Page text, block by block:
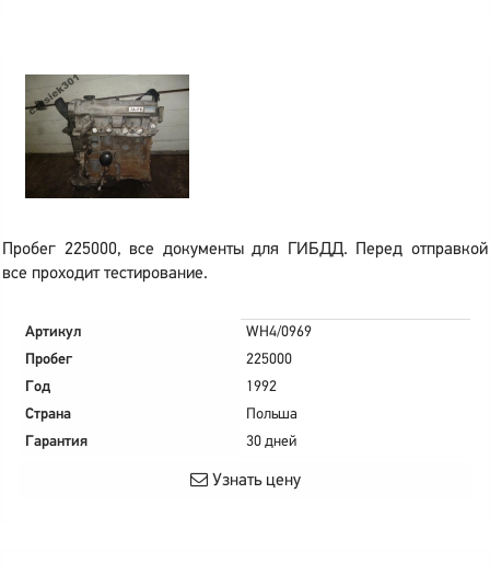
Пробег 225000, все документы для ГИБДД. Перед отправкой
все проходит тестирование.
Артикул
WH4/0969
Пробег
225000
Год
1992
Страна
Польша
Гарантия
30 дней
Узнать цену